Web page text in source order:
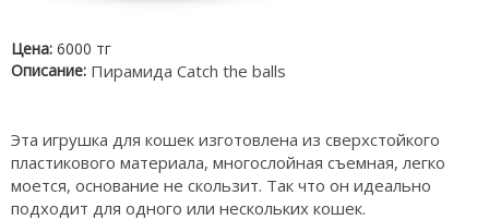
Цена: 6000 тг
Описание: Пирамида Catch the balls
Эта игрушка для кошек изготовлена из сверхстойкого
пластикового материала, многослойная съемная, легко
моется, основание не скользит. Так что он идеально
подходит для одного или нескольких кошек.